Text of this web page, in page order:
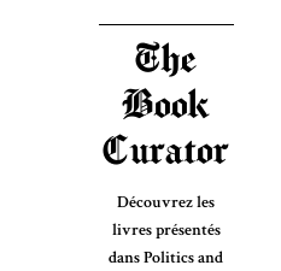
The
Book
Curator
Découvrez les
livres présentés
dans Politics and